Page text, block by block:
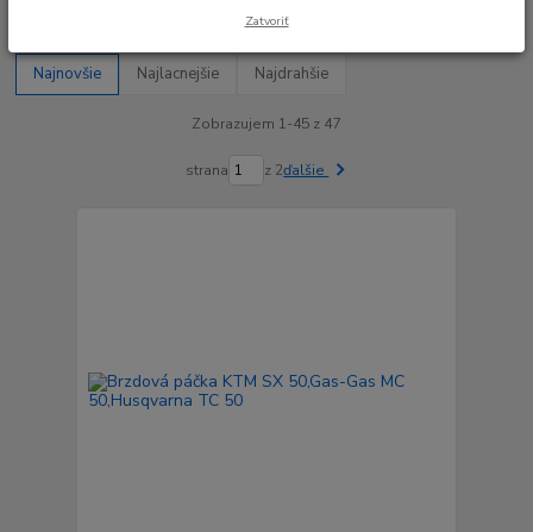
Najnovšie Najlacnejšie Najdrahšie
Zobrazujem 1-45 z 47
strana z 2ďalšie
Zatvoriť